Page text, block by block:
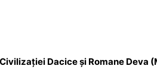
Dacice și Romane Deva